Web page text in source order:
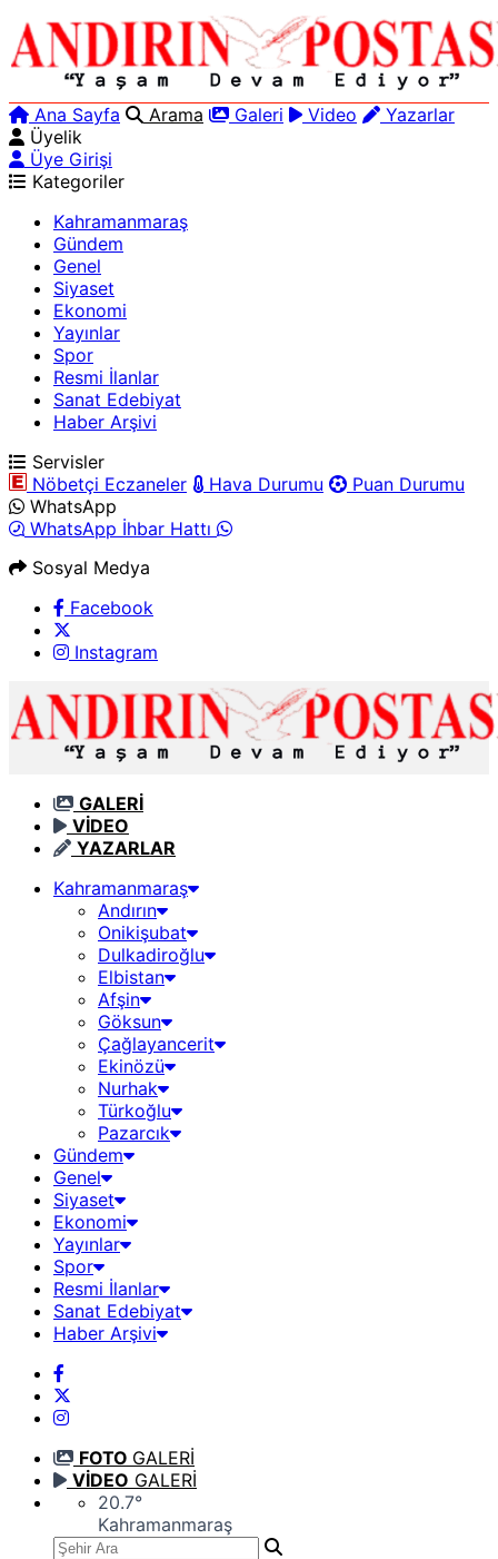
Ana Sayfa Arama Galeri Video
Yazarlar
Üyelik
Üye Girişi
Kategoriler
Kahramanmaraş
Gündem
Genel
Siyaset
Ekonomi
Yayınlar
Spor
Resmi İlanlar
Sanat Edebiyat
Haber Arşivi
Servisler
Nöbetçi Eczaneler
Hava Durumu
Puan Durumu
WhatsApp
WhatsApp İhbar Hattı
Sosyal Medya
Facebook
Instagram
GALERİ
VİDEO
YAZARLAR
Kahramanmaraş
Andırın
Onikişubat
Dulkadiroğlu
Elbistan
Afşin
Göksun
Çağlayancerit
Ekinözü
Nurhak
Türkoğlu
Pazarcık
Gündem
Genel
Siyaset
Ekonomi
Yayınlar
Spor
Resmi İlanlar
Sanat Edebiyat
Haber Arşivi
FOTO GALERİ
VİDEO GALERİ
20.7°
Kahramanmaraş